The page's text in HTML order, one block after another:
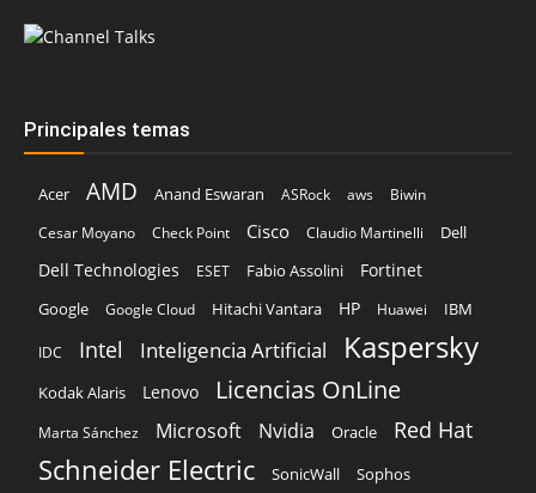
Principales temas
Acer AMD Anand Eswaran ASRock aws
Biwin
Cesar Moyano
Check Point Cisco Claudio Martinelli Dell
Dell Technologies ESET Fabio Assolini Fortinet
Google Google Cloud Hitachi Vantara HP Huawei IBM
IDC Intel Inteligencia Artificial Kaspersky
Kodak Alaris Lenovo Licencias OnLine
Marta Sánchez Microsoft Nvidia Oracle Red Hat
Schneider Electric SonicWall Sophos